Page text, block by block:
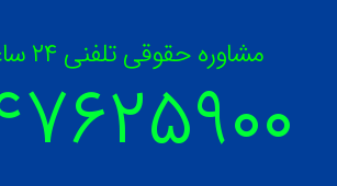
مشاوره حقوقی تلفنی ۲۴ ساعته ارزان
۰۰